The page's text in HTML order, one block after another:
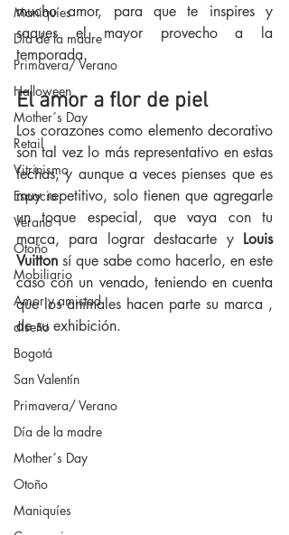
Maniquíes
Día de la madre
Primavera/ Verano
Halloween
Mother´s Day
Retail
Vitrinismo
Espacio
Verano
Otoño
Mobiliario
Amor y amistad
diseño
Bogotá
San Valentín
Primavera/ Verano
Día de la madre
Mother´s Day
Otoño
Maniquíes
mucho amor, para que te inspires y
saques el mayor provecho a la
temporada.
El amor a flor de piel
Los corazones como elemento decorativo
son tal vez lo más representativo en estas
fechas, y aunque a veces pienses que es
muy repetitivo, solo tienen que agregarle
un toque especial, que vaya con tu
marca, para lograr destacarte y Louis
Vuitton sí que sabe como hacerlo, en este
caso con un venado, teniendo en cuenta
que los animales hacen parte su marca ,
de su exhibición.